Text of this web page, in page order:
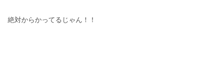
絶対からかってるじゃん！！